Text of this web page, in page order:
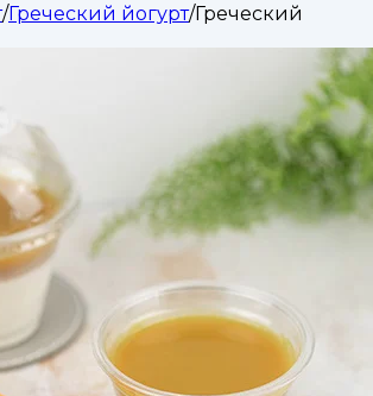
/Греческий йогурт/Греческий